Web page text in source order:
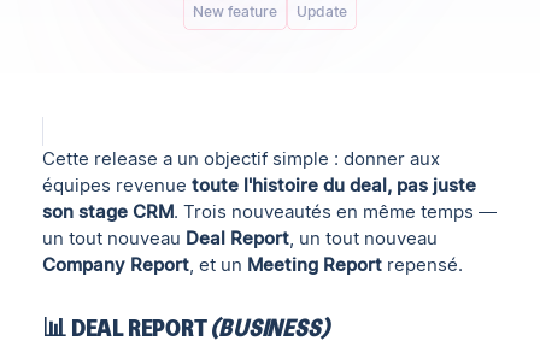
New feature Update
Cette release a un objectif simple : donner aux
équipes revenuetoute l'histoire du deal, pas juste
son stage CRM. Trois nouveautés en même temps —
un tout nouveau Deal Report, un tout nouveau
Company Report, et un Meeting Report repensé.
📊 DEAL REPORT(BUSINESS)